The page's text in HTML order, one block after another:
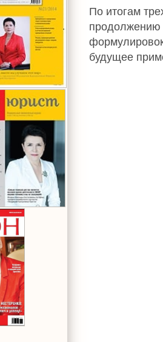
По итогам
продолжению
будущее